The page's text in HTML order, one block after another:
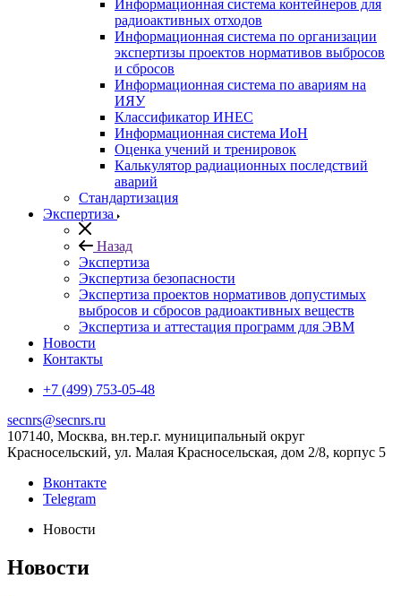
Информационная система контейнеров для
радиоактивных отходов
Информационная система по организации
экспертизы проектов нормативов выбросов
и сбросов
Информационная система по авариям на
ИЯУ
Классификатор ИНЕС
Информационная система ИоН
Оценка учений и тренировок
Калькулятор радиационных последствий
аварий
Стандартизация
Экспертиза
Назад
Экспертиза
Экспертиза безопасности
Экспертиза проектов нормативов допустимых
выбросов и сбросов радиоактивных веществ
Экспертиза и аттестация программ для ЭВМ
Новости
Контакты
+7 (499) 753-05-48
secnrs@secnrs.ru
107140, Москва, вн.тер.г. муниципальный округ
Красносельский, ул. Малая Красносельская, дом 2/8, корпус 5
Вконтакте
Telegram
Новости
Новости